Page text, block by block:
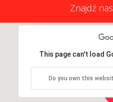
Znajdź
This page can't load
Do you own this